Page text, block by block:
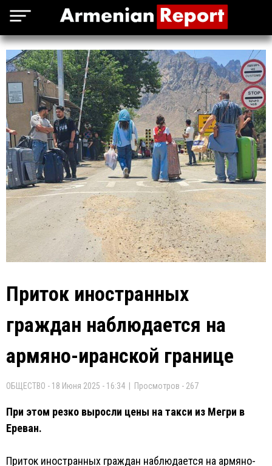
Приток иностранных
граждан наблюдается на
армяно-иранской границе
ОБЩЕСТВО - 18 Июня 2025 - 16:34 | Просмотров - 267
При этом резко выросли цены на такси из Мегри в
Ереван.
Приток иностранных граждан наблюдается на армяно-